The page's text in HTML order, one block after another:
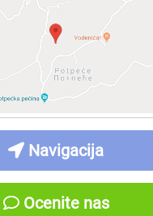
Navigacija
Ocenite nas